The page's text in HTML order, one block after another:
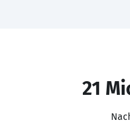
21